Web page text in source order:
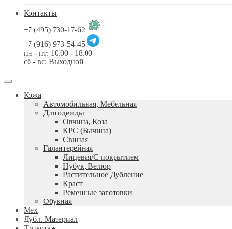
Контакты
+7 (495) 730-17-62
+7 (916) 973-54-45
пн - пт: 10.00 - 18.00
сб - вс: Выходной
Кожа
Автомобильная, Мебельная
Для одежды
Овчина, Коза
КРС (Бычина)
Свиная
Галантерейная
Лицевая/С покрытием
Нубук, Велюр
Растительное Дубление
Краст
Ременные заготовки
Обувная
Мех
Дубл. Материал